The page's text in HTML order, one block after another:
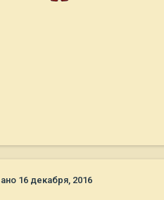
16 декабря, 2016